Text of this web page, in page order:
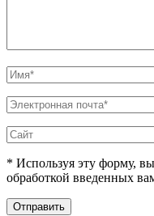
* Используя эту форму,
обработкой введенных